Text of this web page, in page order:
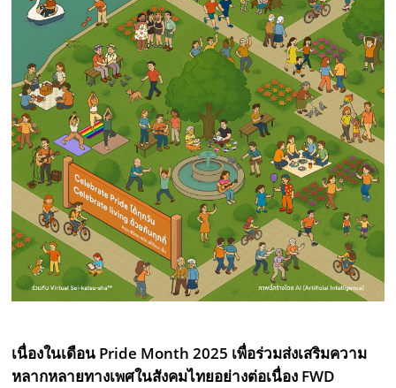
เนื่องในเดือน Pride Month 2025 เพื่อร่วมส่งเสริมความ
หลากหลายทางเพศในสังคมไทยอย่างต่อเนื่อง FWD